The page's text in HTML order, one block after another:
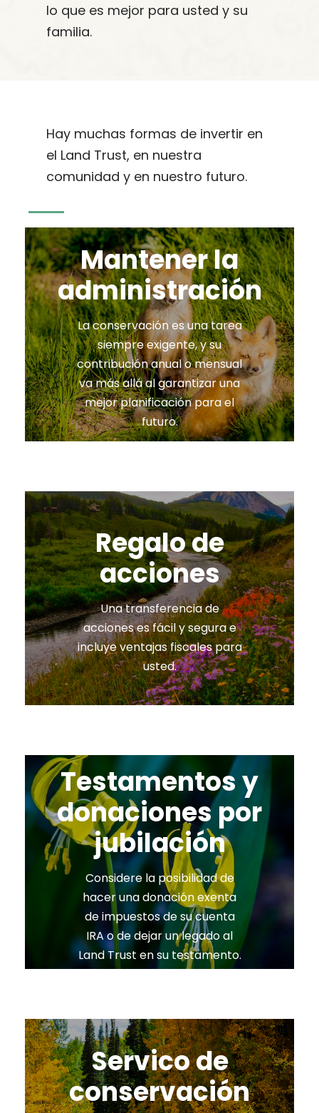
lo que es mejor para usted y su
familia.
Hay muchas formas de invertir en
el Land Trust, en nuestra
comunidad y en nuestro futuro.
Mantener la
administración
La conservación es una tarea
siempre exigente, y su
contribución anual o mensual
va más allá al garantizar una
mejor planificación para el
futuro.
Regalo de
acciones
Una transferencia de
acciones es fácil y segura e
incluye ventajas fiscales para
usted.
Testamentos y
donaciones por
jubilación
Considere la posibilidad de
hacer una donación exenta
de impuestos de su cuenta
IRA o de dejar un legado al
Land Trust en su testamento.
Servico de
conservación